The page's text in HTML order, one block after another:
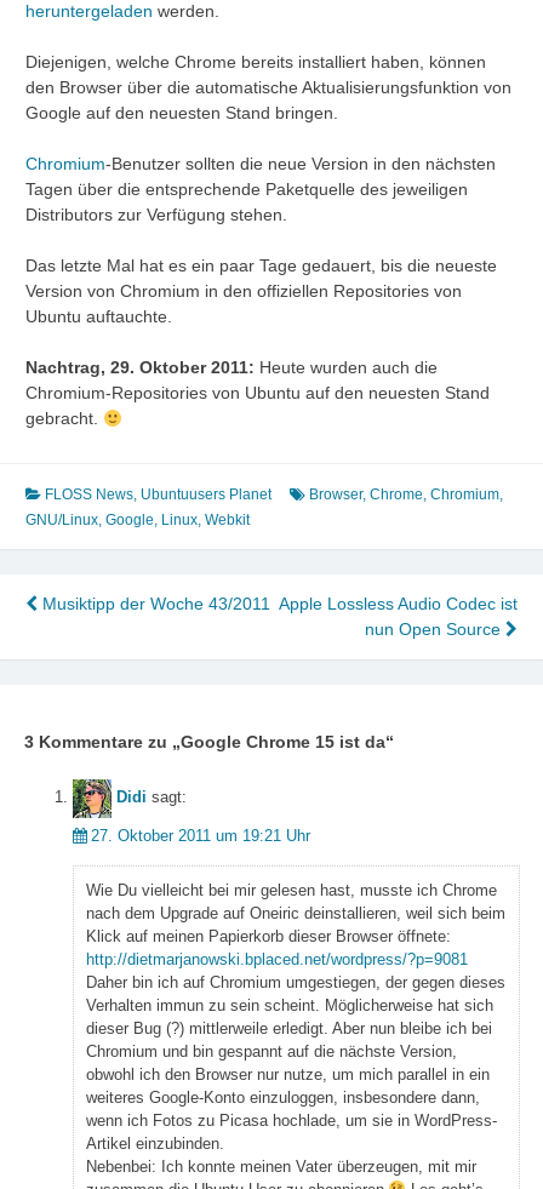
heruntergeladen werden.
Diejenigen, welche Chrome bereits installiert haben, können
den Browser über die automatische Aktualisierungsfunktion von
Google auf den neuesten Stand bringen.
Chromium-Benutzer sollten die neue Version in den nächsten
Tagen über die entsprechende Paketquelle des jeweiligen
Distributors zur Verfügung stehen.
Das letzte Mal hat es ein paar Tage gedauert, bis die neueste
Version von Chromium in den offiziellen Repositories von
Ubuntu auftauchte.
Nachtrag, 29. Oktober 2011: Heute wurden auch die
Chromium-Repositories von Ubuntu auf den neuesten Stand
gebracht.
FLOSS News, Ubuntuusers Planet Browser, Chrome, Chromium,
GNU/Linux, Google, Linux, Webkit
Beitragsnavigation
Musiktipp der Woche 43/2011 Apple Lossless Audio Codec ist
nun Open Source
3 Kommentare zu „Google Chrome 15 ist da“
Didi sagt:
27. Oktober 2011 um 19:21 Uhr
Wie Du vielleicht bei mir gelesen hast, musste ich Chrome
nach dem Upgrade auf Oneiric deinstallieren, weil sich beim
Klick auf meinen Papierkorb dieser Browser öffnete:
http://dietmarjanowski.bplaced.net/wordpress/?p=9081
Daher bin ich auf Chromium umgestiegen, der gegen dieses
Verhalten immun zu sein scheint. Möglicherweise hat sich
dieser Bug (?) mittlerweile erledigt. Aber nun bleibe ich bei
Chromium und bin gespannt auf die nächste Version,
obwohl ich den Browser nur nutze, um mich parallel in ein
weiteres Google-Konto einzuloggen, insbesondere dann,
wenn ich Fotos zu Picasa hochlade, um sie in WordPress-
Artikel einzubinden.
Nebenbei: Ich konnte meinen Vater überzeugen, mit mir